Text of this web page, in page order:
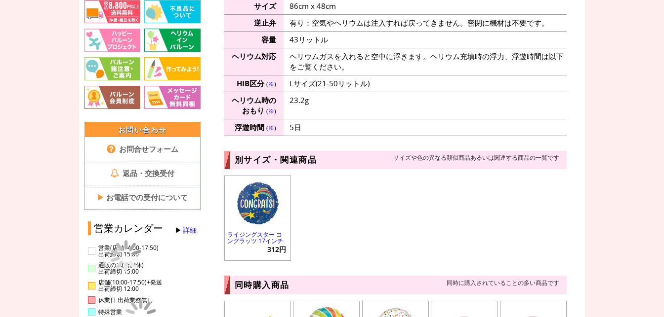
お問い合わせ
お問合せフォーム
返品・交換受付
▶ お電話での受付について
営業カレンダー 詳細
営業(店舗14:00-17:50)
出荷締切 15:00
通販のみ(店舗休)
出荷締切 15:00
店舗(10:00-17:50)+発送
出荷締切 12:00
休業日 出荷業務無し
特殊営業
サイズ
86cm x 48cm
逆止弁
有り：空気やヘリウムは注入すれば戻ってきません。密閉に機材は不要です。
容量
43リットル
ヘリウム対応
ヘリウムガスを入れると空中に浮きます。ヘリウム充填時の浮力、浮遊時間は以下
をご覧ください。
HIB区分(※)
Lサイズ(21-50リットル)
ヘリウム時の
おもり (※)
23.2g
浮遊時間 (※) 5日
別サイズ・関連商品 サイズや色の異なる類似商品あるいは関連する商品の一覧です
ライジングスター コ
ングラッツ 17インチ
312円
同時購入商品 同時に購入されていることの多い商品です